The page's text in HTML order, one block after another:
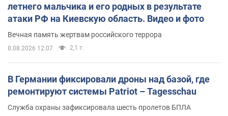
летнего мальчика и его родных в результате
атаки РФ на Киевскую область. Видео и фото
Вечная память жертвам российского террора
8.08.2026 12:07 2,1 т.
В Германии фиксировали дроны над базой, где
ремонтируют системы Patriot – Tagesschau
Служба охраны зафиксировала шесть пролетов БПЛА